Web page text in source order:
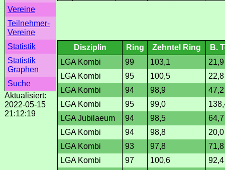
Vereine
Teilnehmer-
Vereine
Statistik
Statistik
Graphen
Suche
Aktualisiert:
2022-05-15
21:12:19
Disziplin Ring Zehntel Ring
B.
LGA Kombi
99 103,1
21,9
LGA Kombi
95 100,5
22,8
LGA Kombi
94 98,9
47,2
LGA Kombi
95 99,0
LGA Jubilaeum
94 98,5
64,7
LGA Kombi
94 98,8
20,0
LGA Kombi
93 97,8
71,8
LGA Kombi
97 100,6
92,4